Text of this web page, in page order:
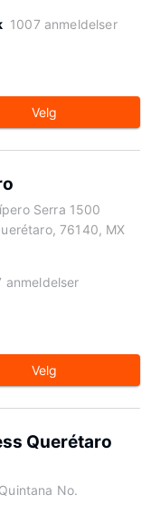
1007 anmeldelser
Velg
Serra 1500
76140, MX
anmeldelser
Velg
Querétaro
No.